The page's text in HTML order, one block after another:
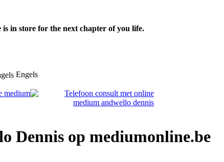
in store for the next chapter of you life.
Engels
Dennis op mediumonline.be